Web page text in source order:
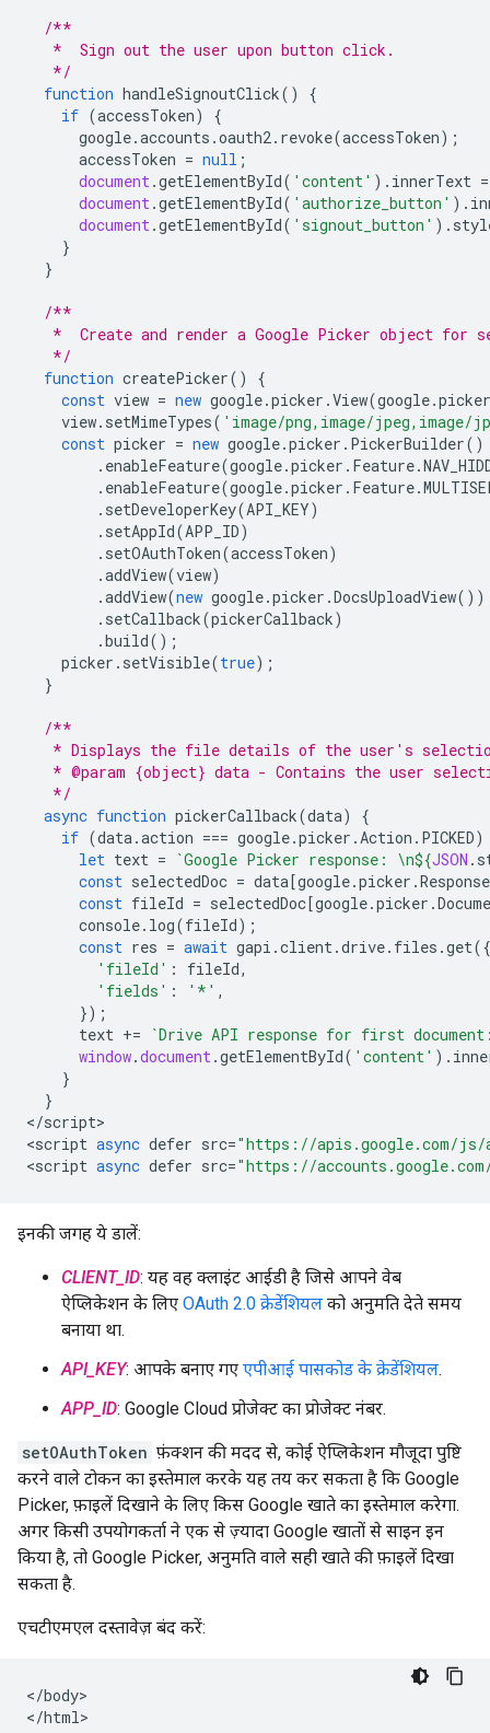
/**
   *  Sign out the user upon button click.
   */
function handleSignoutClick()
{
if (accessToken)
{
google.accounts .oauth2. revoke(accessToken);
accessToken = null ;
document.getElementById( 'content' ). innerText =
document.getElementById( 'authorize_button' ).
document.getElementById( 'signout_button' ).
}
}
/**
*  Create and render a Google Picker object for
   */
function createPicker()
{
const view = new google.picker .View(google.picker
view. setMimeTypes( 'image/png,image/jpeg,image/
const picker = new google.picker . PickerBuilder()
. enableFeature(google.picker . Feature.
. enableFeature(google.picker . Feature.
. setDeveloperKey(API_KEY)
. setAppId(APP_ID)
. setOAuthToken(accessToken)
.addView(view)
.addView(new google.picker .DocsUploadView())
. setCallback(pickerCallback)
.build();
picker . setVisible(true);
}
/**
* Displays the file details of the user's
* @param {object} data - Contains the user
   */
async function pickerCallback(data)
{
if (data.action === google.picker .Action . PICKED)
let text = `Google Picker response: \n${JSON .
const selectedDoc = data[google.picker .Response
const fileId = selectedDoc[google.picker .
console. log(fileId);
const res = await gapi .client.drive. files .get({
'fileId' : fileId,
'fields' : '*' ,
});
text +=
`Drive API response for first
window.document.getElementById( 'content' ).
}
}
</script>
<script async defer src="https://apis.google.com/
<script async defer src="https://
इनकी जगह ये डालें:
CLIENT_ID: यह वह क्लाइंट आईडी है जिसे आपने वेब
ऐप्लिकेशन के लिए OAuth 2.0 क्रेडेंशियल को अनुमति देते समय
बनाया था.
API_KEY: आपके बनाए गए एपीआई पासकोड के क्रेडेंशियल.
APP_ID: Google Cloud प्रोजेक्ट का प्रोजेक्ट नंबर.
setOAuthToken फ़ंक्शन की मदद से, कोई ऐप्लिकेशन मौजूदा पुष्टि
करने वाले टोकन का इस्तेमाल करके यह तय कर सकता है कि Google
Picker, फ़ाइलें दिखाने के लिए किस Google खाते का इस्तेमाल करेगा.
अगर किसी उपयोगकर्ता ने एक से ज़्यादा Google खातों से साइन इन
किया है, तो Google Picker, अनुमति वाले सही खाते की फ़ाइलें दिखा
सकता है.
एचटीएमएल दस्तावेज़ बंद करें:
</body>